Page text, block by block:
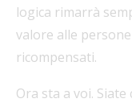
logica rimarrà
valore alle
ricompensati.
Ora sta a voi.